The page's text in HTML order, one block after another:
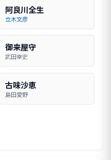
阿良川全生
立木文彦
御来屋守
武田幸史
古味沙恵
島田愛野